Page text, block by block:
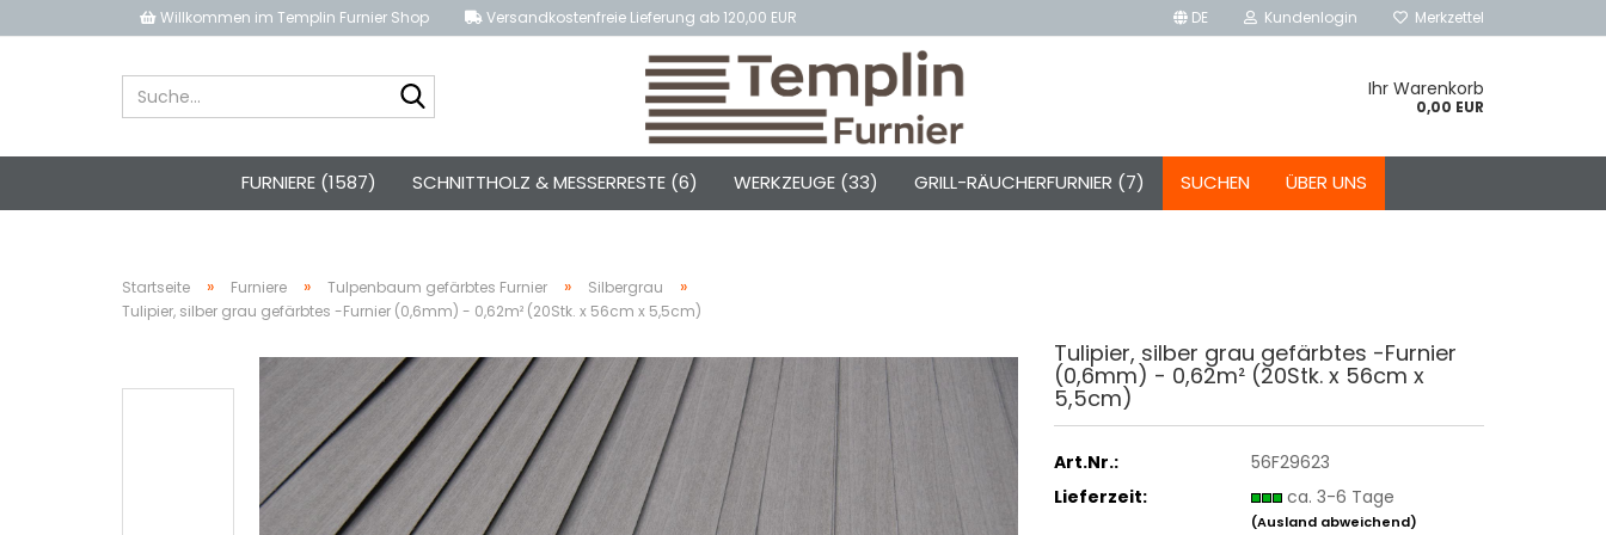
Willkommen im Templin Furnier Shop Versandkostenfreie Lieferung ab 120,00 EUR DE Kundenlogin Merkzettel
Ihr Warenkorb
0,00 EUR
FURNIERE (1587) SCHNITTHOLZ & MESSERRESTE (6) WERKZEUGE (33) GRILL-RÄUCHERFURNIER (7) SUCHEN ÜBER UNS
Startseite » Furniere » Tulpenbaum gefärbtes Furnier » Silbergrau »
Tulipier, silber grau gefärbtes -Furnier (0,6mm) - 0,62m² (20Stk. x 56cm x 5,5cm)
Tulipier, silber grau gefärbtes -Furnier
(0,6mm) - 0,62m² (20Stk. x 56cm x
5,5cm)
Art.Nr.:
56F29623
Lieferzeit:
ca. 3-6 Tage
(Ausland abweichend)